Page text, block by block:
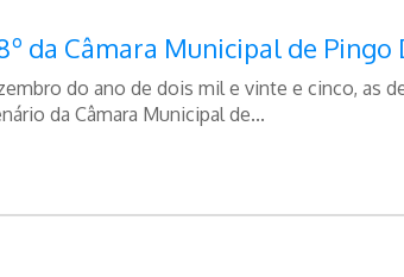
da Câmara Municipal de Pingo
do ano de dois mil e vinte e cinco, as
da Câmara Municipal de...